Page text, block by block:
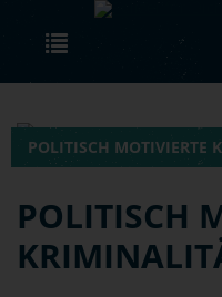
Skip to main content
POLITISCH MOTIVIERTE
POLITISCH